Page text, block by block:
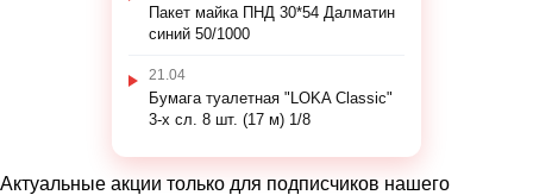
Пакет майка ПНД 30*54 Далматин
синий 50/1000
21.04
Бумага туалетная "LOKA Classic"
3-х сл. 8 шт. (17 м) 1/8
Актуальные акции только для подписчиков нашего